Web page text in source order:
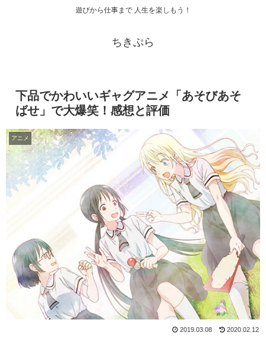
遊びから仕事まで 人生を楽しもう！
ちきぷら
下品でかわいいギャグアニメ「あそびあそ
ばせ」で大爆笑！感想と評価
アニメ
2019.03.08 2020.02.12